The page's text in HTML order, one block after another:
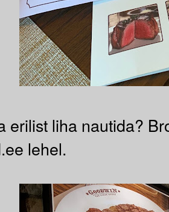
erilist liha nautida?
lehel.